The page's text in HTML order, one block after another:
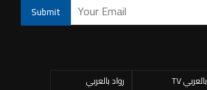
بالعربي TV
رواد بالعربي